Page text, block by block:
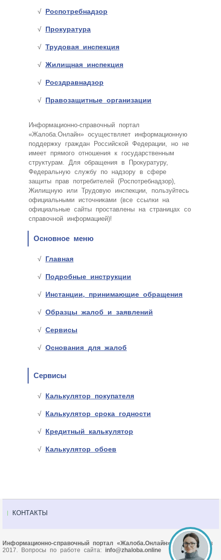
Роспотребнадзор
Прокуратура
Трудовая инспекция
Жилищная инспекция
Росздравнадзор
Правозащитные организации
Информационно-справочный портал
«Жалоба.Онлайн» осуществляет информационную
поддержку граждан Российской Федерации, но не
имеет прямого отношения к государственным
структурам. Для обращения в Прокуратуру,
Федеральную службу по надзору в сфере
защиты прав потребителей (Роспотребнадзор),
Жилищную или Трудовую инспекции, пользуйтесь
официальными источниками (все ссылки на
официальные сайты проставлены на страницах со
справочной информацией)!
Основное меню
Главная
Подробные инструкции
Инстанции, принимающие обращения
Образцы жалоб и заявлений
Сервисы
Основания для жалоб
Сервисы
Калькулятор покупателя
Калькулятор срока годности
Кредитный калькулятор
Калькулятор обоев
КОНТАКТЫ
Информационно-справочный портал «Жалоба.Онлайн»© Основан в
2017. Вопросы по работе сайта: info@zhaloba.online